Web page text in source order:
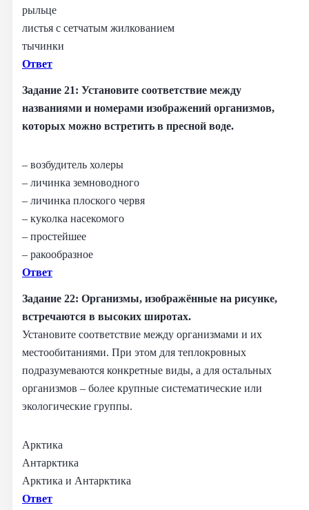
рыльце
листья с сетчатым жилкованием
тычинки
Ответ
Задание 21: Установите соответствие между
названиями и номерами изображений организмов,
которых можно встретить в пресной воде.
– возбудитель холеры
– личинка земноводного
– личинка плоского червя
– куколка насекомого
– простейшее
– ракообразное
Ответ
Задание 22: Организмы, изображённые на рисунке,
встречаются в высоких широтах.
Установите соответствие между организмами и их
местообитаниями. При этом для теплокровных
подразумеваются конкретные виды, а для остальных
организмов – более крупные систематические или
экологические группы.
Арктика
Антарктика
Арктика и Антарктика
Ответ